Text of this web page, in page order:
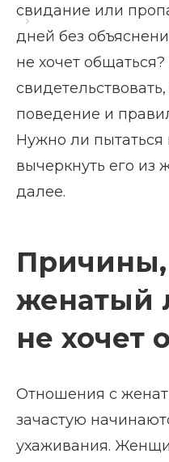
Любовник не хочет
свидание или
дней без
не хочет
поведение и
Нужно ли
вычеркнуть его из
далее.
женатый
не хочет
Отношения с
зачастую
ухаживания.